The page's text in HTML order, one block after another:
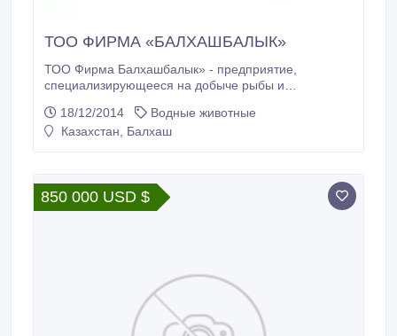
ТОО ФИРМА «БАЛХАШБАЛЫК»
ТОО Фирма Балхашбалык» - предприятие,
специализирующееся на добыче рыбы и
18/12/2014
Водные животные
Казахстан, Балхаш
850 000 USD $